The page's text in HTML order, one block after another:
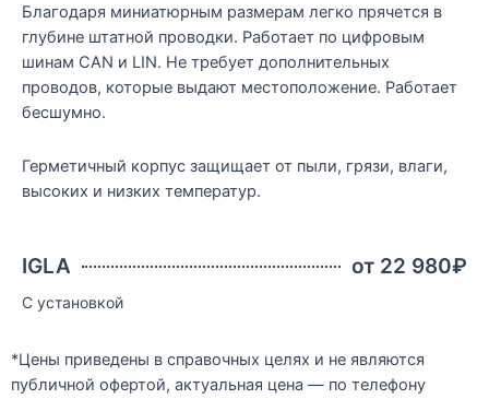
Благодаря миниатюрным размерам легко прячется в
глубине штатной проводки. Работает по цифровым
шинам CAN и LIN. Не требует дополнительных
проводов, которые выдают местоположение. Работает
бесшумно.
Герметичный корпус защищает от пыли, грязи, влаги,
высоких и низких температур.
IGLA от 22 980₽
С установкой
*Цены приведены в справочных целях и не являются
публичной офертой, актуальная цена — по телефону